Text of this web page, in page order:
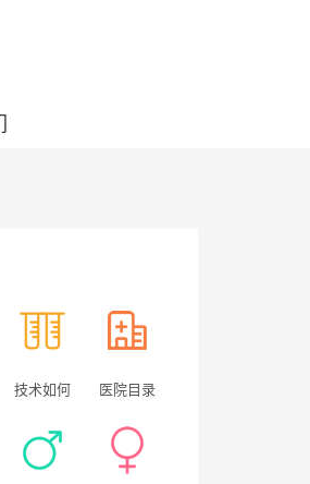
技术如何 医院目录